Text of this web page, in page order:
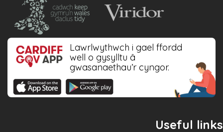
Lawrlwythwch i gael ffordd
well o gysylltu â
gwasanaethau’r cyngor.
Useful links